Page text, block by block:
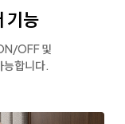
기능
OFF 및
합니다.